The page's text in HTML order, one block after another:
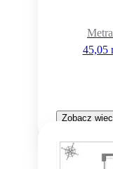
45,05
Zobacz